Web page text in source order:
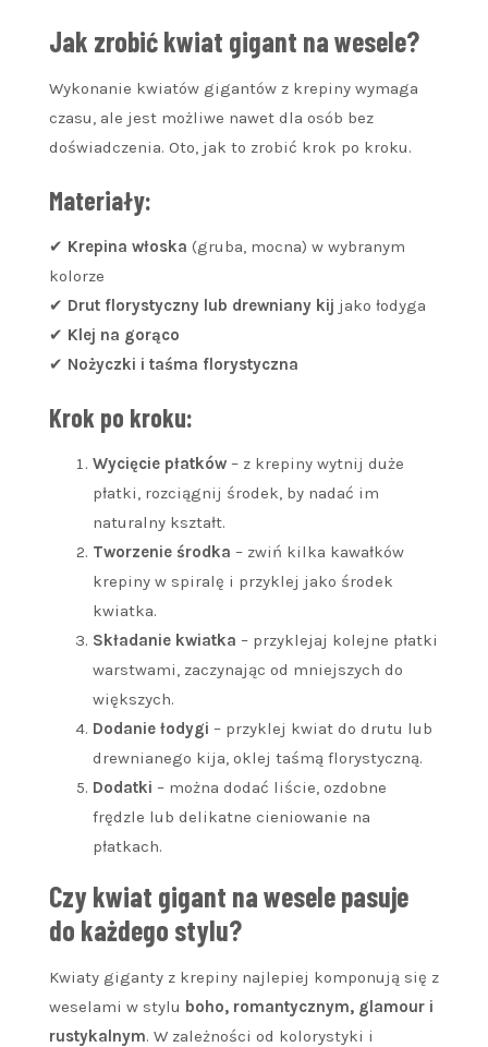
Jak zrobić kwiat gigant na wesele?
Wykonanie kwiatów gigantów z krepiny wymaga
czasu, ale jest możliwe nawet dla osób bez
doświadczenia. Oto, jak to zrobić krok po kroku.
Materiały:
✔ Krepina włoska (gruba, mocna) w wybranym
kolorze
✔ Drut florystyczny lub drewniany kij jako łodyga
✔ Klej na gorąco
✔ Nożyczki i taśma florystyczna
Krok po kroku:
Wycięcie płatków – z krepiny wytnij duże
płatki, rozciągnij środek, by nadać im
naturalny kształt.
Tworzenie środka – zwiń kilka kawałków
krepiny w spiralę i przyklej jako środek
kwiatka.
Składanie kwiatka – przyklejaj kolejne płatki
warstwami, zaczynając od mniejszych do
większych.
Dodanie łodygi – przyklej kwiat do drutu lub
drewnianego kija, oklej taśmą florystyczną.
Dodatki – można dodać liście, ozdobne
frędzle lub delikatne cieniowanie na
płatkach.
Czy kwiat gigant na wesele pasuje
do każdego stylu?
Kwiaty giganty z krepiny najlepiej komponują się z
weselami w stylu boho, romantycznym, glamour i
rustykalnym. W zależności od kolorystyki i